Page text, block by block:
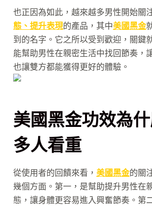
也正因為如此，越來越多男性開始關
態、提升表現的產品，其中美國黑金
到的名字。它之所以受到歡迎，關鍵
能幫助男性在親密生活中找回節奏，
也讓雙方都能獲得更好的體驗。
美國黑金功效為
多人看重
從使用者的回饋來看， 美國黑金的關
幾個方面。第一，是幫助提升男性在
態，讓身體更容易進入興奮節奏。第